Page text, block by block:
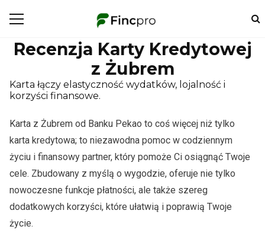
Recenzja Karty Kredytowej
z Żubrem
Karta łączy elastyczność wydatków, lojalność i
korzyści finansowe.
Karta z Żubrem od Banku Pekao to coś więcej niż tylko
karta kredytowa; to niezawodna pomoc w codziennym
życiu i finansowy partner, który pomoże Ci osiągnąć Twoje
cele. Zbudowany z myślą o wygodzie, oferuje nie tylko
nowoczesne funkcje płatności, ale także szereg
dodatkowych korzyści, które ułatwią i poprawią Twoje
życie.